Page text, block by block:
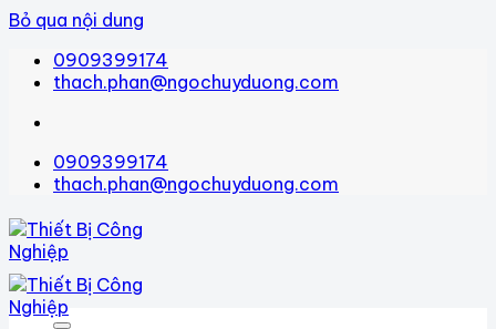
Bỏ qua nội dung
0909399174
thach.phan@ngochuyduong.com
0909399174
thach.phan@ngochuyduong.com